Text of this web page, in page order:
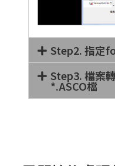
Step2. 指定
Step3. 檔案
*.ASCO檔